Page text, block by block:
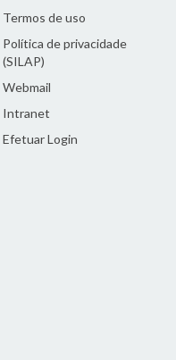
Termos de uso
Política de privacidade
(SILAP)
Webmail
Intranet
Efetuar Login